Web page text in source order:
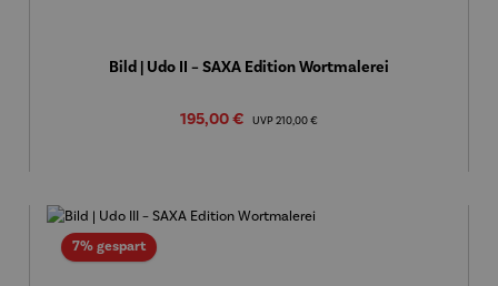
Bild | Udo II – SAXA Edition Wortmalerei
Verkaufspreis:
195,00 € UVP Regulärer Preis:
210,00 €
7% gespartRabatt